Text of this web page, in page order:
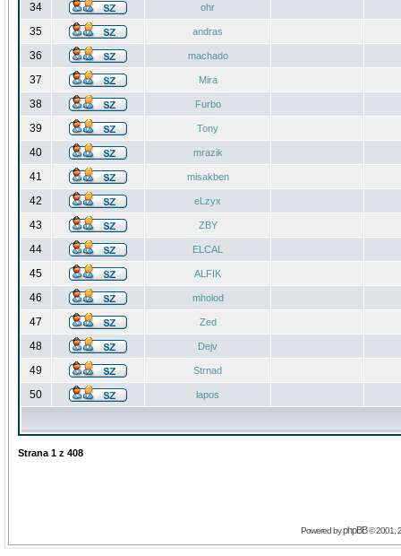
34 ohr
35 andras
36 machado
37 Mira
38 Furbo
39 Tony
40 mrazik
41 misakben
42 eLzyx
43 ZBY
44 ELCAL
45 ALFIK
46 mholod
47 Zed
48 Dejv
49 Strnad
50 lapos
Strana 1 z 408
Powered byphpBB© 2001,